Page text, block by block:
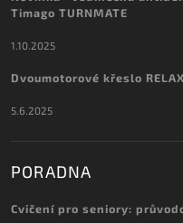
Timago TURNMATE
1.10.2025
Dvoumotorové křeslo
5.6.2025
PORADNA
Cvičení pro seniory: